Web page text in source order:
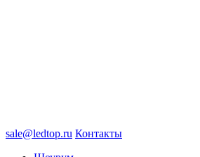
sale@ledtop.ru Контакты